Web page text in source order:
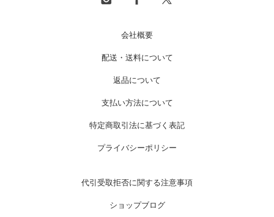
会社概要
配送・送料について
返品について
支払い方法について
特定商取引法に基づく表記
プライバシーポリシー
代引受取拒否に関する注意事項
ショップブログ